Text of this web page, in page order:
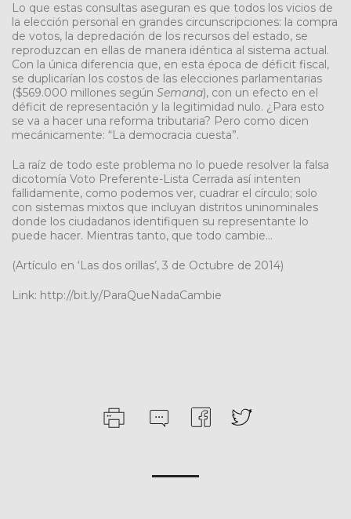
Lo que estas consultas aseguran es que todos los vicios de
la elección personal en grandes circunscripciones: la compra
de votos, la depredación de los recursos del estado, se
reproduzcan en ellas de manera idéntica al sistema actual.
Con la única diferencia que, en esta época de déficit fiscal,
se duplicarían los costos de las elecciones parlamentarias
($569.000 millones según Semana), con un efecto en el
déficit de representación y la legitimidad nulo. ¿Para esto
se va a hacer una reforma tributaria? Pero como dicen
mecánicamente: “La democracia cuesta”.
La raíz de todo este problema no lo puede resolver la falsa
dicotomía Voto Preferente-Lista Cerrada así intenten
fallidamente, como podemos ver, cuadrar el círculo; solo
con sistemas mixtos que incluyan distritos uninominales
donde los ciudadanos identifiquen su representante lo
puede hacer. Mientras tanto, que todo cambie…
(Artículo en ‘Las dos orillas’, 3 de Octubre de 2014)
Link: http://bit.ly/ParaQueNadaCambie